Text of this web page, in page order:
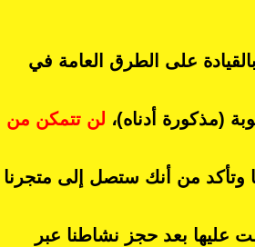
على الطرق العامة في
(مذكورة أدناه)، لن تتمكن من
وتأكد من أنك ستصل إلى متجرنا
عليها بعد حجز نشاطنا عبر